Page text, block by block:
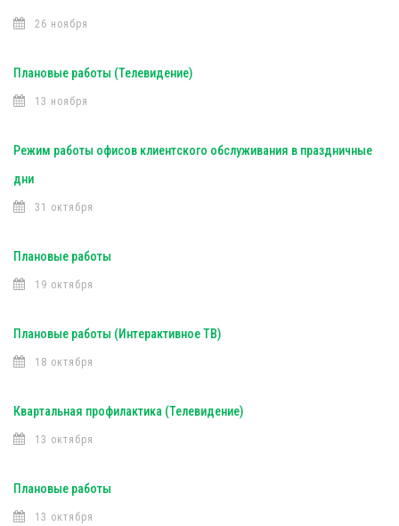
26 ноября
Плановые работы (Телевидение)
13 ноября
Режим работы офисов клиентского обслуживания в праздничные
дни
31 октября
Плановые работы
19 октября
Плановые работы (Интерактивное ТВ)
18 октября
Квартальная профилактика (Телевидение)
13 октября
Плановые работы
13 октября